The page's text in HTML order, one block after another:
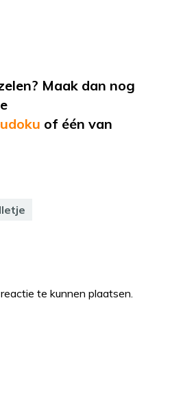
Maak dan nog
of één van
te kunnen plaatsen.